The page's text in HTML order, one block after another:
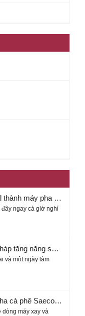
Saeco Pro.Up: Biến Magic và Royal thành máy pha cà phê thông minh
ngay cả giờ nghỉ
Máy pha cà phê văn phòng – Giải pháp tăng năng suất doanh nghiệp 2026
và một ngày làm
Đánh giá nhanh dòng máy xay và pha cà phê Saeco Magic
máy xay và